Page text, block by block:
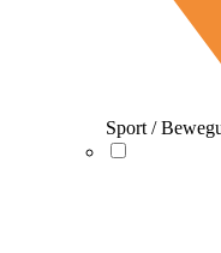
Sport /